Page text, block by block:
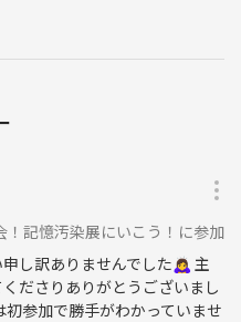
！記憶汚染展にいこう！に参加
し訳ありませんでした🙇‍♀️ 主
ださりありがとうございまし
参加で勝手がわかっていませ